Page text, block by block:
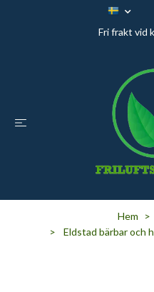
Fri frakt vid
Hem
Eldstad bärbar och